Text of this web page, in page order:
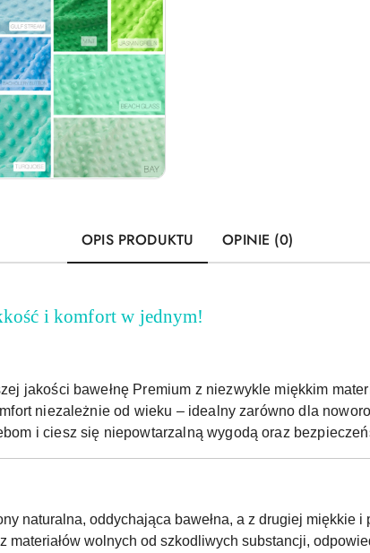
OPIS PRODUKTU OPINIE (0)
i komfort w jednym!
jakości bawełnę Premium z niezwykle miękkim
niezależnie od wieku – idealny zarówno dla
i ciesz się niepowtarzalną wygodą oraz
naturalna, oddychająca bawełna, a z drugiej miękkie i
materiałów wolnych od szkodliwych substancji,